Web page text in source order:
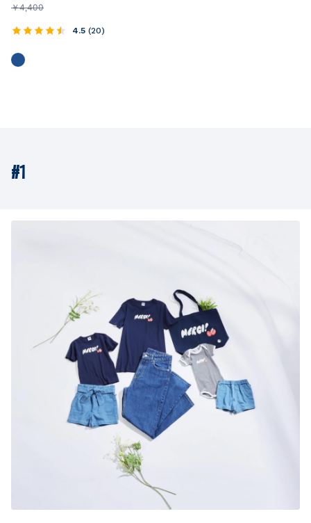
￥4,400
4.5 (20)
#1